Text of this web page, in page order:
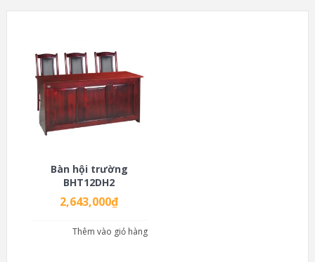
Bàn hội trường
BHT12DH2
2,643,000₫
Thêm vào giỏ hàng